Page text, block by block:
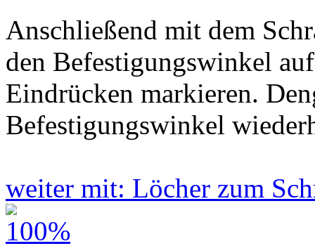
Anschließend mit dem
den Befestigungswinkel
Eindrücken markieren.
Befestigungswinkel
weiter mit: Löcher zum